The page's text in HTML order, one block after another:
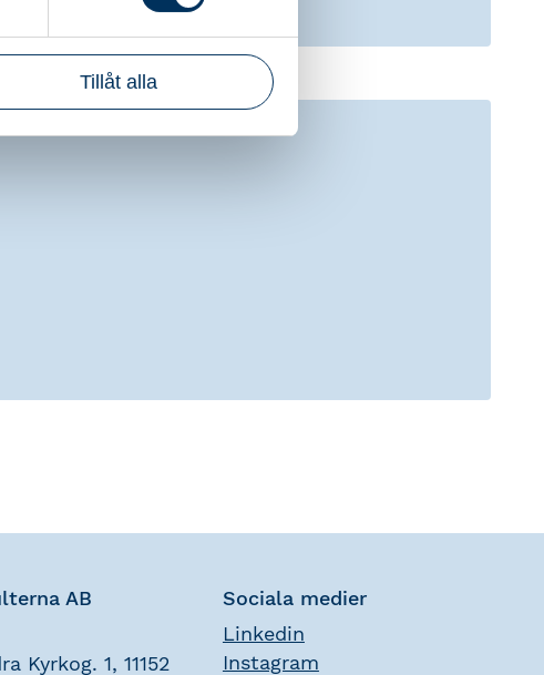
Tillåt alla
AB
Kyrkog. 1, 11152
Sociala medier
Linkedin
Instagram